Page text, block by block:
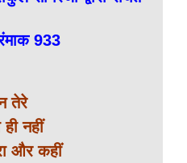
933
तेरे
नहीं
और कहीं